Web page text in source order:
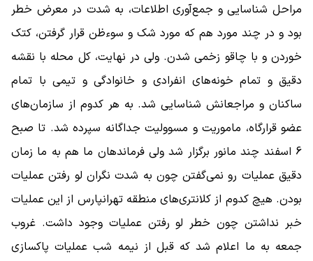
مراحل شناسایی و جمع‌آوری اطلاعات، به ‌شدت در معرض خطر
بود و در چند مورد هم که مورد شک و سوءظن قرار گرفتن، کتک
خوردن و با چاقو زخمی شدن. ولی در نهایت، کل محله با نقشه
دقیق و تمام خونه‌های انفرادی و خانوادگی و تیمی با تمام
ساکنان و مراجعانش شناسایی شد. به هر کدوم از سازمان‌های
عضو قرارگاه، ماموریت و مسوولیت جداگانه سپرده شد. تا صبح
6 اسفند چند مانور برگزار شد ولی فرماندهان ما هم به ما زمان
دقیق عملیات رو نمی‌گفتن چون به‌ شدت نگران لو رفتن عملیات
بودن. هیچ کدوم از کلانتری‌های منطقه تهرانپارس از این عملیات
خبر نداشتن چون خطر لو رفتن عملیات وجود داشت. غروب
جمعه به ما اعلام شد که قبل از نیمه شب عملیات پاکسازی